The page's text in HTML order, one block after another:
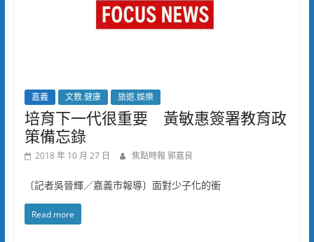
嘉義 文教.健康 旅遊.娛樂
培育下一代很重要 黃敏惠簽署教育政
策備忘錄
2018 年 10 月 27 日 焦點時報 郭嘉良
〔記者吳晉輝／嘉義市報導〕面對少子化的衝
Read more